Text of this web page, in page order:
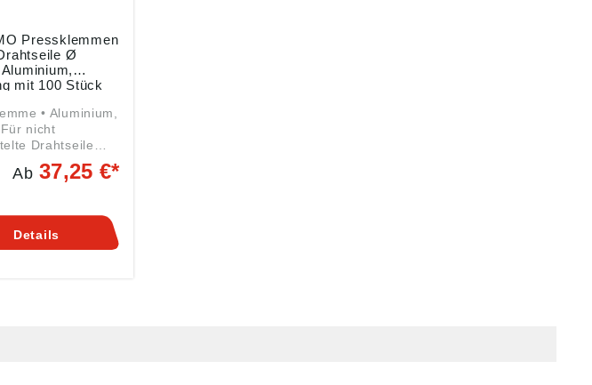
Pressklemmen
Ø
mit 100 Stück
Aluminium,
nicht
Drahtseile
bis 5,0 mm
gemäß
Ketten- u.
Ab37,25 €*
Details